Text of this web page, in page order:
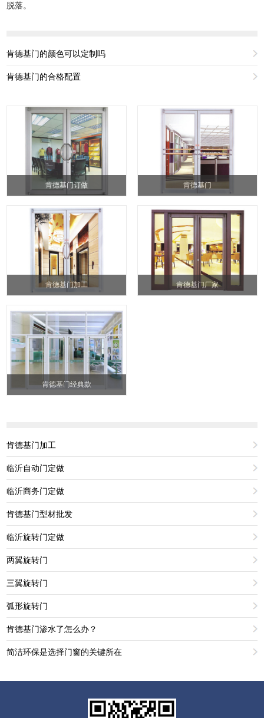
脱落。
肯德基门的颜色可以定制吗
肯德基门的合格配置
肯德基门订做 肯德基门
肯德基门加工 肯德基门厂家
肯德基门经典款
肯德基门加工
临沂自动门定做
临沂商务门定做
肯德基门型材批发
临沂旋转门定做
两翼旋转门
三翼旋转门
弧形旋转门
肯德基门渗水了怎么办？
简洁环保是选择门窗的关键所在